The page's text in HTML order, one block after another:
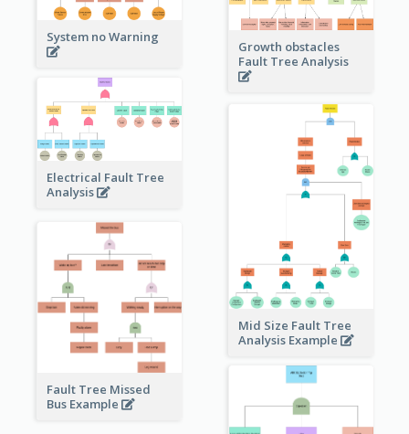
System no Warning
Growth obstacles
Fault Tree Analysis
Electrical Fault Tree
Analysis
Mid Size Fault Tree
Analysis Example
Fault Tree Missed
Bus Example